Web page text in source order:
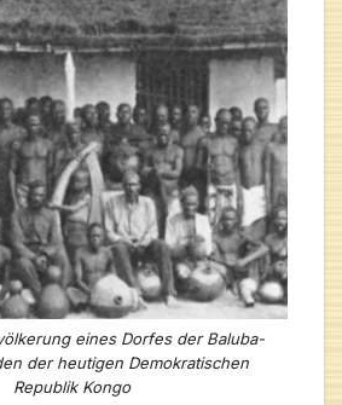
eines Dorfes der Baluba-
der heutigen Demokratischen
Republik Kongo